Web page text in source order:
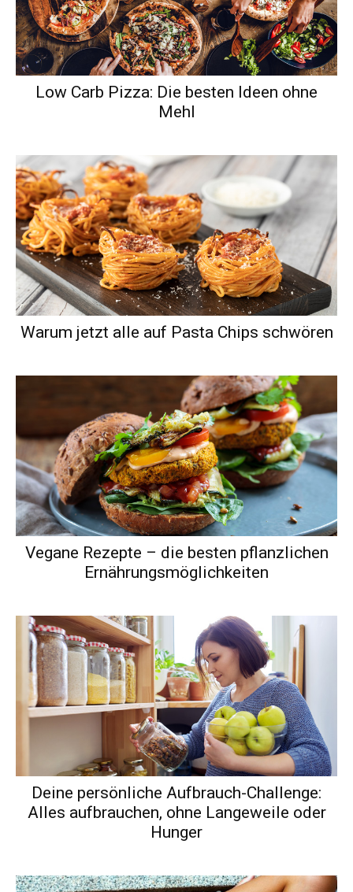
Low Carb Pizza: Die besten Ideen ohne
Mehl
Warum jetzt alle auf Pasta Chips schwören
Vegane Rezepte – die besten pflanzlichen
Ernährungsmöglichkeiten
Deine persönliche Aufbrauch-Challenge:
Alles aufbrauchen, ohne Langeweile oder
Hunger